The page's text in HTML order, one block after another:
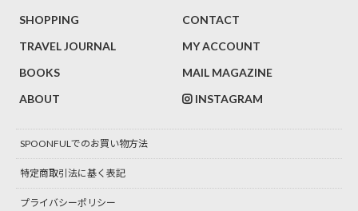
SHOPPING
TRAVEL JOURNAL
BOOKS
ABOUT
CONTACT
MY ACCOUNT
MAIL MAGAZINE
INSTAGRAM
SPOONFULでのお買い物方法
特定商取引法に基く表記
プライバシーポリシー